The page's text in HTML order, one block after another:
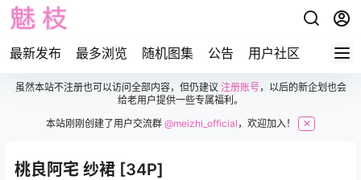
最新发布 最多浏览 随机图集 公告 用户社区
虽然本站不注册也可以访问全部内容，但仍建议 注册账号，以后的新企划也会
给老用户提供一些专属福利。
本站刚刚创建了用户交流群@meizhi_official ，欢迎加入！ ✕
桃良阿宅 纱裙 [34P]